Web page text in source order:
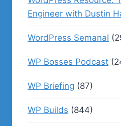
Engineer with Dustin
WordPress Semanal
WP Bosses Podcast
WP Briefing (87)
WP Builds (844)